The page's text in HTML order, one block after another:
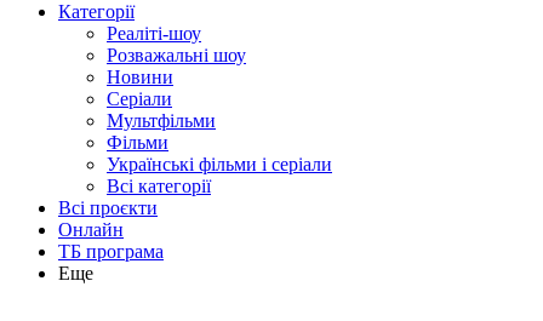
Категорії
Реаліті-шоу
Розважальні шоу
Новини
Серіали
Мультфільми
Фільми
Українські фільми і серіали
Всі категорії
Всі проєкти
Онлайн
ТБ програма
Еще